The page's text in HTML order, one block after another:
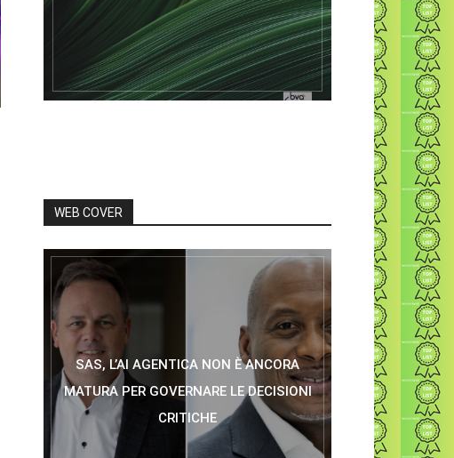
WEB COVER
SAS, L’AI AGENTICA NON È ANCORA
MATURA PER GOVERNARE LE DECISIONI
CRITICHE